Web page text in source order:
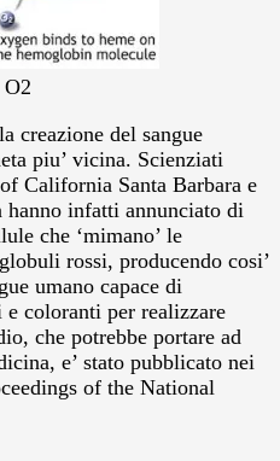
creazione del sangue
piu’ vicina. Scienziati
California Santa Barbara e
infatti annunciato di
che ‘mimano’ le
rossi, producendo cosi’
umano capace di
e coloranti per realizzare
che potrebbe portare ad
e’ stato pubblicato nei
of the National